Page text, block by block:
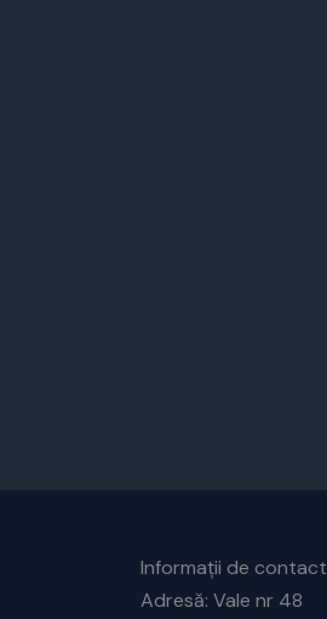
Informații de contact
Adresă: Vale nr 48